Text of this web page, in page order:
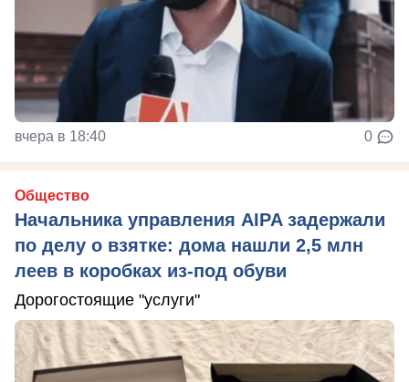
вчера в 18:40 0
Общество
Начальника управления AIPA задержали
по делу о взятке: дома нашли 2,5 млн
леев в коробках из-под обуви
Дорогостоящие "услуги"